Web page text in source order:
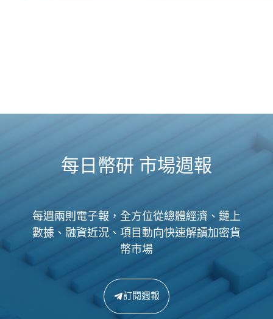
每日幣研 市場週報
每週兩則電子報，全方位從總體經濟、鏈上
數據、融資近況、項目動向快速解讀加密貨
幣市場
訂閱週報